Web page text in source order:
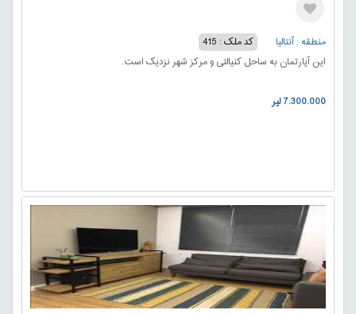
منطقه : آنتالیا
کد ملک : 415
این آپارتمان به ساحل کنیالتی و مرکز شهر نزدیک است.
7.300.000 لیر